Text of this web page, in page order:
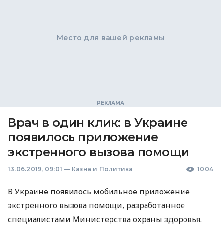
Место для вашей рекламы
Врач в один клик: в Украине
появилось приложение
экстренного вызова помощи
13.06.2019, 09:01 — Казна и Политика 1004
В Украине появилось мобильное приложение
экстренного вызова помощи, разработанное
специалистами Министерства охраны здоровья.